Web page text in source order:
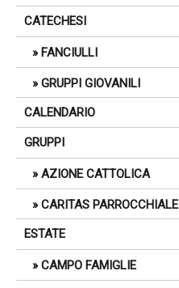
CATECHESI
FANCIULLI
GRUPPI GIOVANILI
CALENDARIO
GRUPPI
AZIONE CATTOLICA
CARITAS PARROCCHIALE
ESTATE
CAMPO FAMIGLIE